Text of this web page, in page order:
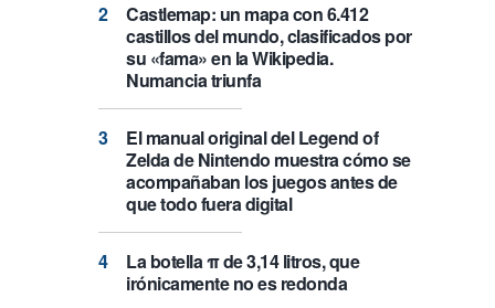
Castlemap: un mapa con 6.412
castillos del mundo, clasificados por
su «fama» en la Wikipedia.
Numancia triunfa
El manual original del Legend of
Zelda de Nintendo muestra cómo se
acompañaban los juegos antes de
que todo fuera digital
La botella π de 3,14 litros, que
irónicamente no es redonda